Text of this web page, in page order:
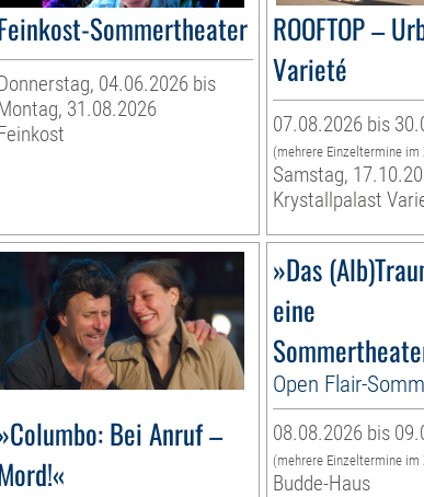
Sommertheater
04.06.2026 bis
31.08.2026
ROOFTOP –
Varieté
07.08.2026 bis
(mehrere Einzeltermine im
Samstag,
Krystallpalast
Bei Anruf –
»Das
eine
Open Flair-
08.08.2026 bis
(mehrere Einzeltermine im
Budde-Haus